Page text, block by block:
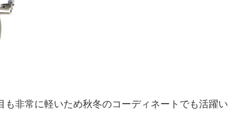
も非常に軽いため秋冬のコーディネートでも活躍い